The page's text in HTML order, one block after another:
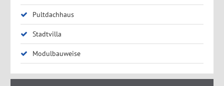
Pultdachhaus
Stadtvilla
Modulbauweise